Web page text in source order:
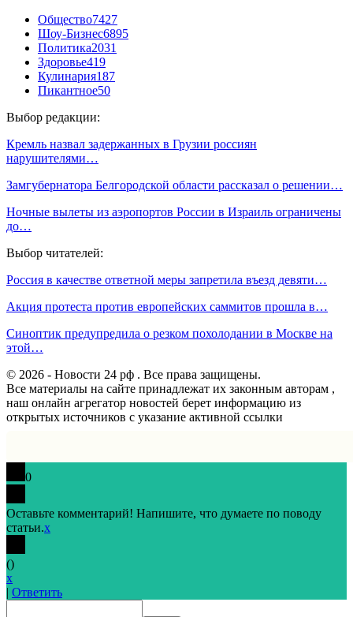
Общество7427
Шоу-Бизнес6895
Политика2031
Здоровье419
Кулинария187
Пикантное50
Выбор редакции:
Кремль назвал задержанных в Грузии россиян
нарушителями…
Замгубернатора Белгородской области рассказал о решении…
Ночные вылеты из аэропортов России в Израиль ограничены
до…
Выбор читателей:
Россия в качестве ответной меры запретила въезд девяти…
Акция протеста против европейских саммитов прошла в…
Синоптик предупредила о резком похолодании в Москве на
этой…
© 2026 - Новости 24 рф . Все права защищены.
Все материалы на сайте принадлежат их законным авторам ,
наш онлайн агрегатор новостей берет информацию из
открытых источников с указание активной ссылки
0
Оставьте комментарий! Напишите, что думаете по поводу
статьи.x
()
x
| Ответить